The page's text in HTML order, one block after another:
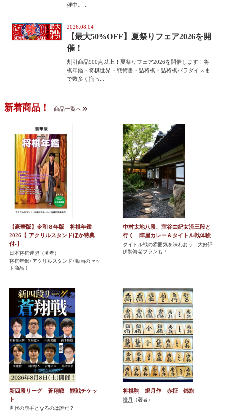
催中。...
2026.08.04
【最大50%OFF】夏祭りフェア2026を開
催！
割引商品900点以上！夏祭りフェア2026を開催します！将
棋年鑑・将棋世界・戦術書・詰将棋・詰将棋パラダイスま
で数多く揃っ...
新着商品！ 商品一覧へ
【豪華版】令和８年版 将棋年鑑
2026【-アクリルスタンドほか特典
付-】
日本将棋連盟 （著者）
将棋年鑑+アクリルスタンド+動画のセッ
ト商品！
中村太地八段、室谷由紀女流三段と
行く 陣屋カレー＆タイトル戦体験
タイトル戦の雰囲気を味わおう 大好評
伊勢海老プランも！
新四段リーグ 蒼翔戦 観戦チケッ
ト
世代の旗手となるのは誰だ？
将棋駒 燈月作 赤柾 錦旗
燈月 （著者）